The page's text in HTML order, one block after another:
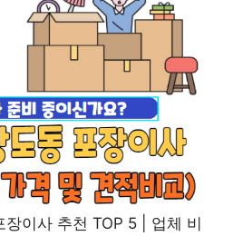
이사 추천 TOP 5 | 업체 비